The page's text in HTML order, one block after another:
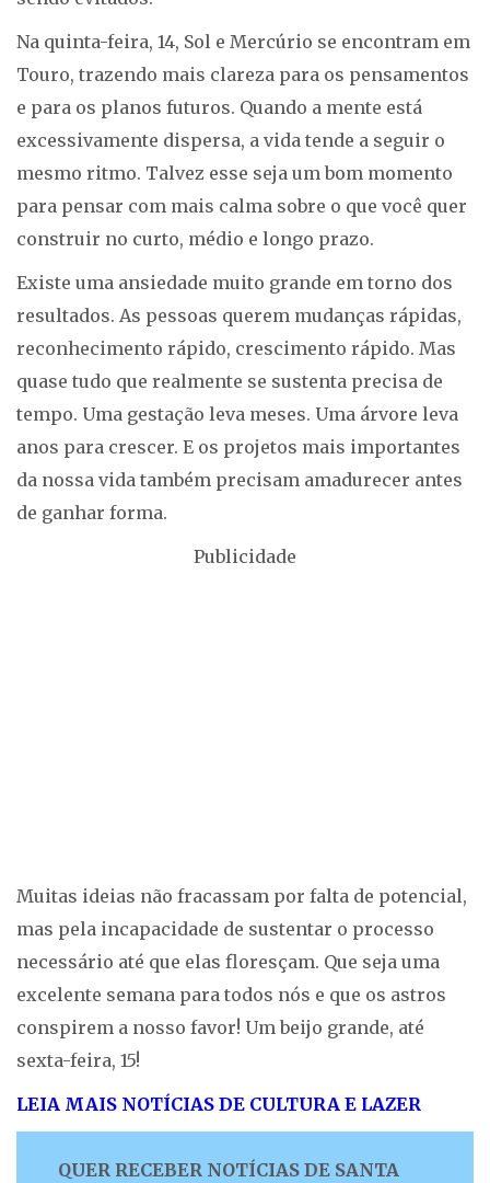
Na quinta-feira, 14, Sol e Mercúrio se encontram em
Touro, trazendo mais clareza para os pensamentos
e para os planos futuros. Quando a mente está
excessivamente dispersa, a vida tende a seguir o
mesmo ritmo. Talvez esse seja um bom momento
para pensar com mais calma sobre o que você quer
construir no curto, médio e longo prazo.
Existe uma ansiedade muito grande em torno dos
resultados. As pessoas querem mudanças rápidas,
reconhecimento rápido, crescimento rápido. Mas
quase tudo que realmente se sustenta precisa de
tempo. Uma gestação leva meses. Uma árvore leva
anos para crescer. E os projetos mais importantes
da nossa vida também precisam amadurecer antes
de ganhar forma.
Publicidade
Muitas ideias não fracassam por falta de potencial,
mas pela incapacidade de sustentar o processo
necessário até que elas floresçam. Que seja uma
excelente semana para todos nós e que os astros
conspirem a nosso favor! Um beijo grande, até
sexta-feira, 15!
LEIA MAIS NOTÍCIAS DE CULTURA E LAZER
QUER RECEBER NOTÍCIAS DE SANTA